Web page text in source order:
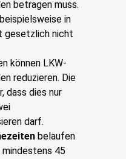
betragen muss.
in
gesetzlich nicht
können LKW-
reduzieren. Die
dass dies nur
darf.
belaufen
45